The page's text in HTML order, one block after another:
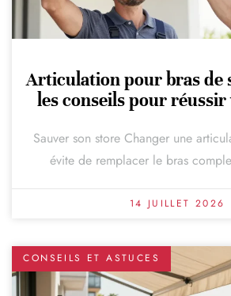
Articulation pour bras de
les conseils pour
Sauver son store Changer une
évite de remplacer le bras
14 JUILLET 2026
CONSEILS ET ASTUCES